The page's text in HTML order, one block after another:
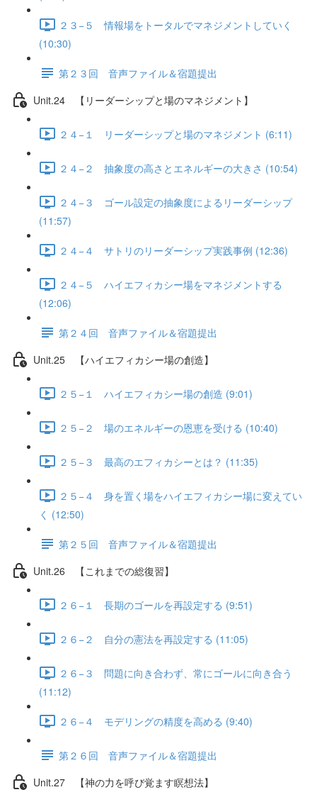
２３−５ 情報場をトータルでマネジメントしていく
(10:30)
第２３回 音声ファイル＆宿題提出
Unit.24 【リーダーシップと場のマネジメント】
２４−１ リーダーシップと場のマネジメント (6:11)
２４−２ 抽象度の高さとエネルギーの大きさ (10:54)
２４−３ ゴール設定の抽象度によるリーダーシップ
(11:57)
２４−４ サトリのリーダーシップ実践事例 (12:36)
２４−５ ハイエフィカシー場をマネジメントする
(12:06)
第２４回 音声ファイル＆宿題提出
Unit.25 【ハイエフィカシー場の創造】
２５−１ ハイエフィカシー場の創造 (9:01)
２５−２ 場のエネルギーの恩恵を受ける (10:40)
２５−３ 最高のエフィカシーとは？ (11:35)
２５−４ 身を置く場をハイエフィカシー場に変えてい
く (12:50)
第２５回 音声ファイル＆宿題提出
Unit.26 【これまでの総復習】
２６−１ 長期のゴールを再設定する (9:51)
２６−２ 自分の憲法を再設定する (11:05)
２６−３ 問題に向き合わず、常にゴールに向き合う
(11:12)
２６−４ モデリングの精度を高める (9:40)
第２６回 音声ファイル＆宿題提出
Unit.27 【神の力を呼び覚ます瞑想法】